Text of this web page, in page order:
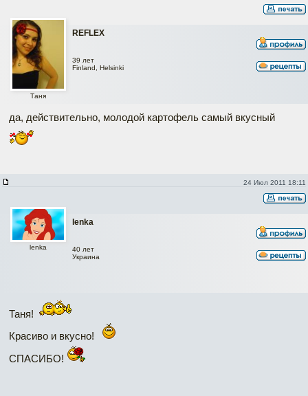
REFLEX
Таня
39 лет
Finland, Helsinki
да, действительно, молодой картофель самый вкусный
24 Июл 2011 18:11
lenka
lenka
40 лет
Украина
Таня!
Красиво и вкусно!
СПАСИБО!